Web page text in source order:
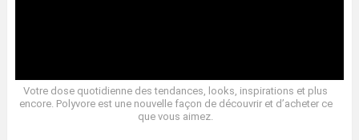
Votre dose quotidienne des tendances, looks, inspirations et plus
encore. Polyvore est une nouvelle façon de découvrir et d’acheter ce
que vous aimez.